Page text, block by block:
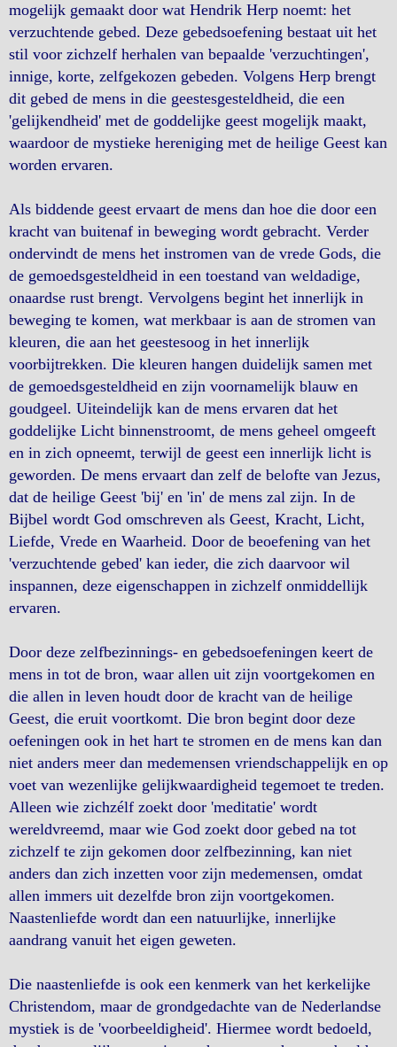
mogelijk gemaakt door wat Hendrik Herp noemt: het
verzuchtende gebed. Deze gebedsoefening bestaat uit het
stil voor zichzelf herhalen van bepaalde 'verzuchtingen',
innige, korte, zelfgekozen gebeden. Volgens Herp brengt
dit gebed de mens in die geestesgesteldheid, die een
'gelijkendheid' met de goddelijke geest mogelijk maakt,
waardoor de mystieke hereniging met de heilige Geest kan
worden ervaren.
Als biddende geest ervaart de mens dan hoe die door een
kracht van buitenaf in beweging wordt gebracht. Verder
ondervindt de mens het instromen van de vrede Gods, die
de gemoedsgesteldheid in een toestand van weldadige,
onaardse rust brengt. Vervolgens begint het innerlijk in
beweging te komen, wat merkbaar is aan de stromen van
kleuren, die aan het geestesoog in het innerlijk
voorbijtrekken. Die kleuren hangen duidelijk samen met
de gemoedsgesteldheid en zijn voornamelijk blauw en
goudgeel. Uiteindelijk kan de mens ervaren dat het
goddelijke Licht binnenstroomt, de mens geheel omgeeft
en in zich opneemt, terwijl de geest een innerlijk licht is
geworden. De mens ervaart dan zelf de belofte van Jezus,
dat de heilige Geest 'bij' en 'in' de mens zal zijn. In de
Bijbel wordt God omschreven als Geest, Kracht, Licht,
Liefde, Vrede en Waarheid. Door de beoefening van het
'verzuchtende gebed' kan ieder, die zich daarvoor wil
inspannen, deze eigenschappen in zichzelf onmiddellijk
ervaren.
Door deze zelfbezinnings- en gebedsoefeningen keert de
mens in tot de bron, waar allen uit zijn voortgekomen en
die allen in leven houdt door de kracht van de heilige
Geest, die eruit voortkomt. Die bron begint door deze
oefeningen ook in het hart te stromen en de mens kan dan
niet anders meer dan medemensen vriendschappelijk en op
voet van wezenlijke gelijkwaardigheid tegemoet te treden.
Alleen wie zichzélf zoekt door 'meditatie' wordt
wereldvreemd, maar wie God zoekt door gebed na tot
zichzelf te zijn gekomen door zelfbezinning, kan niet
anders dan zich inzetten voor zijn medemensen, omdat
allen immers uit dezelfde bron zijn voortgekomen.
Naastenliefde wordt dan een natuurlijke, innerlijke
aandrang vanuit het eigen geweten.
Die naastenliefde is ook een kenmerk van het kerkelijke
Christendom, maar de grondgedachte van de Nederlandse
mystiek is de 'voorbeeldigheid'. Hiermee wordt bedoeld,